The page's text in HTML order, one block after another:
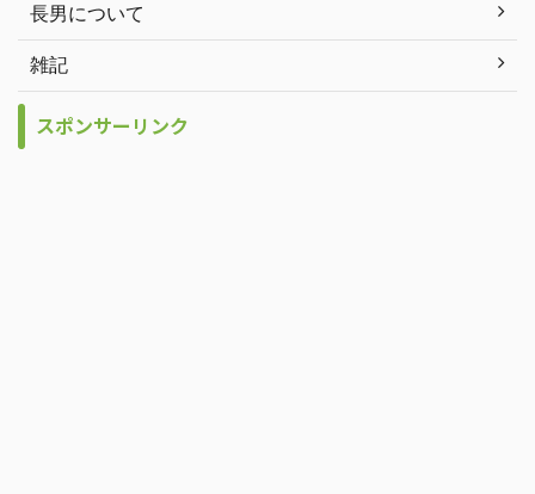
長男について
雑記
スポンサーリンク